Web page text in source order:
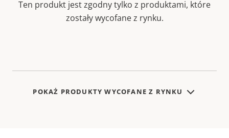
Ten produkt jest zgodny tylko z produktami, które
zostały wycofane z rynku.
POKAŻ PRODUKTY WYCOFANE Z RYNKU